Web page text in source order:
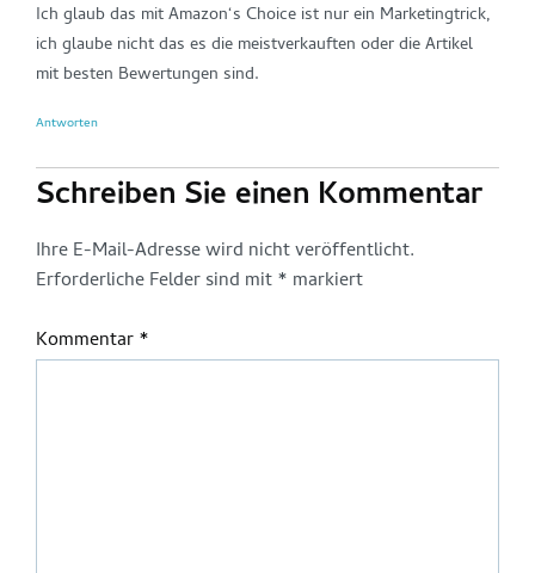
Ich glaub das mit Amazon‘s Choice ist nur ein Marketingtrick,
ich glaube nicht das es die meistverkauften oder die Artikel
mit besten Bewertungen sind.
Antworten
Schreiben Sie einen Kommentar
Ihre E-Mail-Adresse wird nicht veröffentlicht.
Erforderliche Felder sind mit* markiert
Kommentar*